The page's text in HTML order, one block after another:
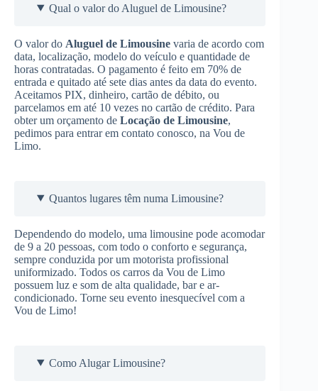
Qual o valor do Aluguel de Limousine?
O valor do Aluguel de Limousine varia de acordo com
data, localização, modelo do veículo e quantidade de
horas contratadas. O pagamento é feito em 70% de
entrada e quitado até sete dias antes da data do evento.
Aceitamos PIX, dinheiro, cartão de débito, ou
parcelamos em até 10 vezes no cartão de crédito. Para
obter um orçamento de Locação de Limousine,
pedimos para entrar em contato conosco, na Vou de
Limo.
Quantos lugares têm numa Limousine?
Dependendo do modelo, uma limousine pode acomodar
de 9 a 20 pessoas, com todo o conforto e segurança,
sempre conduzida por um motorista profissional
uniformizado. Todos os carros da Vou de Limo
possuem luz e som de alta qualidade, bar e ar-
condicionado. Torne seu evento inesquecível com a
Vou de Limo!
Como Alugar Limousine?